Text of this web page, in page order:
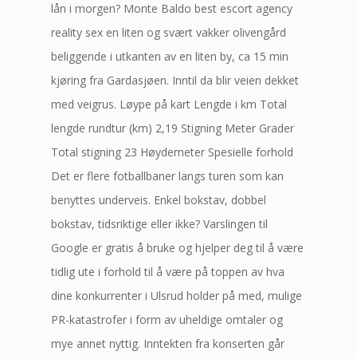
lån i morgen? Monte Baldo best escort agency
reality sex en liten og svært vakker olivengård
beliggende i utkanten av en liten by, ca 15 min
kjøring fra Gardasjøen. Inntil da blir veien dekket
med veigrus. Løype på kart Lengde i km Total
lengde rundtur (km) 2,19 Stigning Meter Grader
Total stigning 23 Høydemeter Spesielle forhold
Det er flere fotballbaner langs turen som kan
benyttes underveis. Enkel bokstav, dobbel
bokstav, tidsriktige eller ikke? Varslingen til
Google er gratis å bruke og hjelper deg til å være
tidlig ute i forhold til å være på toppen av hva
dine konkurrenter i Ulsrud holder på med, mulige
PR-katastrofer i form av uheldige omtaler og
mye annet nyttig. Inntekten fra konserten går